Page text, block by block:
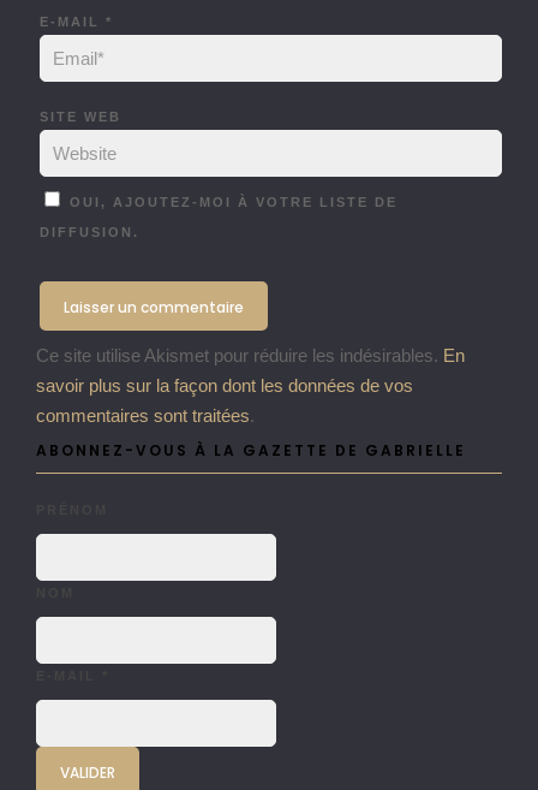
E-MAIL *
SITE WEB
OUI, AJOUTEZ-MOI À VOTRE LISTE DE
DIFFUSION.
Ce site utilise Akismet pour réduire les indésirables. En
savoir plus sur la façon dont les données de vos
commentaires sont traitées.
ABONNEZ-VOUS À LA GAZETTE DE GABRIELLE